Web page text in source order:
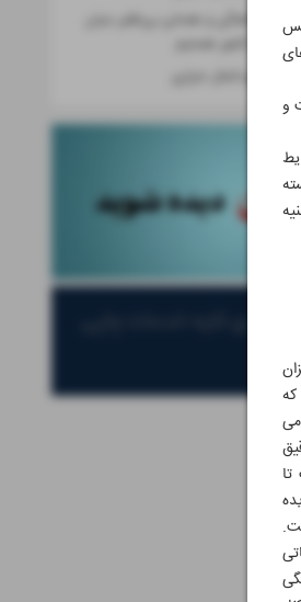
و
هماهنگی و همدلی بی‌نظیر میان
کشور هستیم